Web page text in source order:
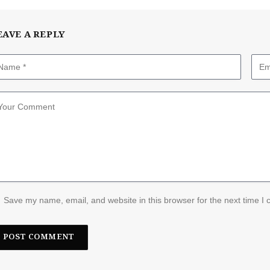
A REPLY
Save my name, email, and website in this browser for the next time I